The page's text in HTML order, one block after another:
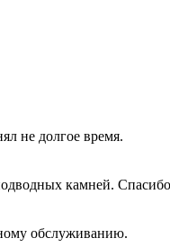
не долгое время.
камней.
обслуживанию.